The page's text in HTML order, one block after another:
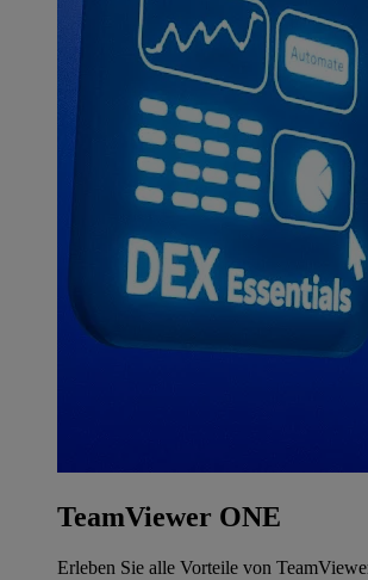
TeamViewer ONE
Erleben Sie alle Vorteile von